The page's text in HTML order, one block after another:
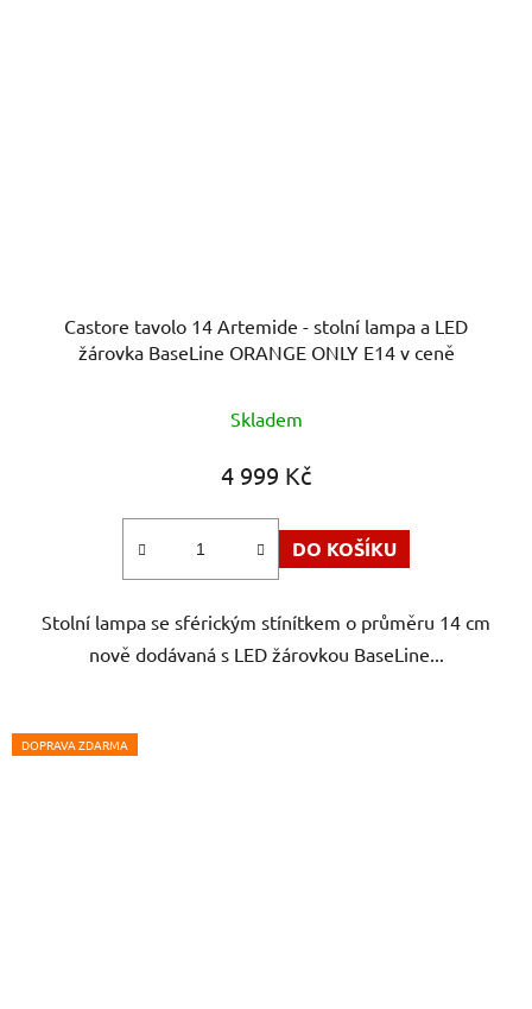
Castore tavolo 14 Artemide - stolní lampa a LED
žárovka BaseLine ORANGE ONLY E14 v ceně
Skladem
4 999 Kč
DO KOŠÍKU
Stolní lampa se sférickým stínítkem o průměru 14 cm
nově dodávaná s LED žárovkou BaseLine...
DOPRAVA ZDARMA